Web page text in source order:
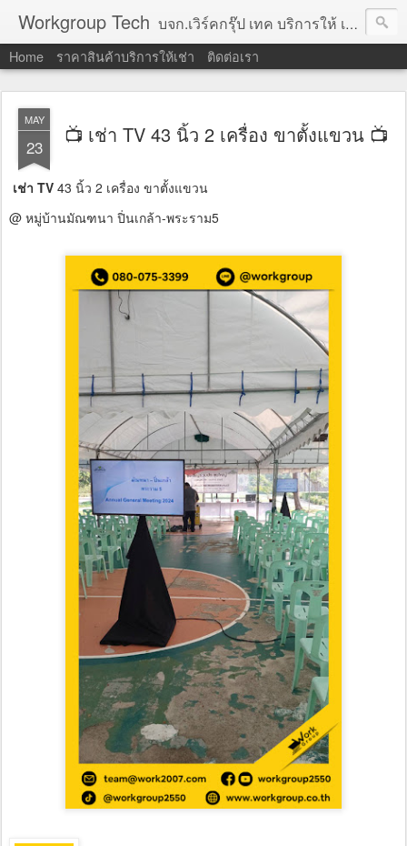
Workgroup Tech บจก.เวิร์คกรุ๊ป เทค บริการให้ เช่าคอมพิวเตอร์ โน้ตบุ๊ค โปรเจคเตอร์ ทีวีจอแบน จอทัชสกรีน ตู้คีออส วีดีโอวอล และอุปกรณ์อื่น ๆ บริการให้เช่าเป็น รายวัน
Home ราคาสินค้าบริการให้เช่า ติดต่อเรา
MAY
23 📺 เช่า TV 43 นิ้ว 2 เครื่อง ขาตั้งแขวน 📺
เช่า TV 43 นิ้ว 2 เครื่อง ขาตั้งแขวน
@ หมู่บ้านมัณฑนา ปิ่นเกล้า-พระราม5